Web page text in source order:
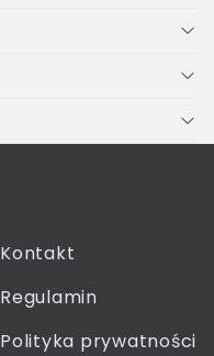
Kontakt
Regulamin
Polityka prywatności